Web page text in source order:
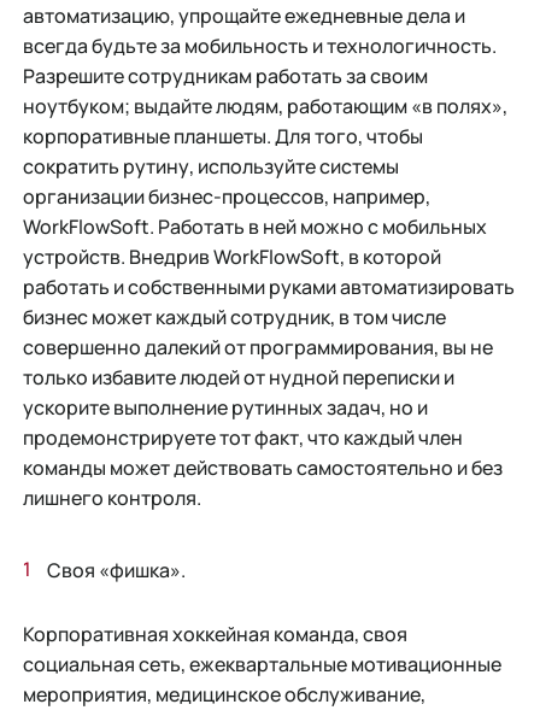
автоматизацию, упрощайте ежедневные дела и
всегда будьте за мобильность и технологичность.
Разрешите сотрудникам работать за своим
ноутбуком; выдайте людям, работающим «в полях»,
корпоративные планшеты. Для того, чтобы
сократить рутину, используйте системы
организации бизнес-процессов, например,
WorkFlowSoft. Работать в ней можно с мобильных
устройств. Внедрив WorkFlowSoft, в которой
работать и собственными руками автоматизировать
бизнес может каждый сотрудник, в том числе
совершенно далекий от программирования, вы не
только избавите людей от нудной переписки и
ускорите выполнение рутинных задач, но и
продемонстрируете тот факт, что каждый член
команды может действовать самостоятельно и без
лишнего контроля.
Своя «фишка».
Корпоративная хоккейная команда, своя
социальная сеть, ежеквартальные мотивационные
мероприятия, медицинское обслуживание,